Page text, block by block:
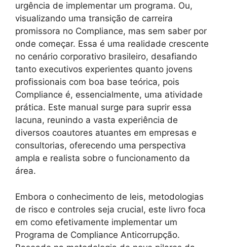
urgência de implementar um programa. Ou,
visualizando uma transição de carreira
promissora no Compliance, mas sem saber por
onde começar. Essa é uma realidade crescente
no cenário corporativo brasileiro, desafiando
tanto executivos experientes quanto jovens
profissionais com boa base teórica, pois
Compliance é, essencialmente, uma atividade
prática. Este manual surge para suprir essa
lacuna, reunindo a vasta experiência de
diversos coautores atuantes em empresas e
consultorias, oferecendo uma perspectiva
ampla e realista sobre o funcionamento da
área.
Embora o conhecimento de leis, metodologias
de risco e controles seja crucial, este livro foca
em como efetivamente implementar um
Programa de Compliance Anticorrupção.